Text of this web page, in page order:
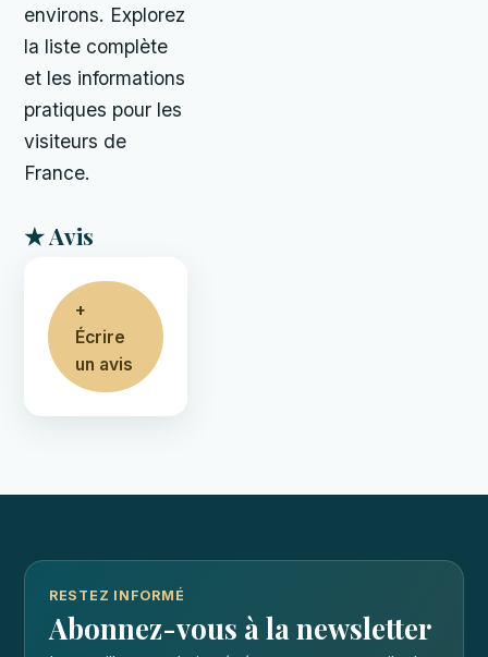
environs. Explorez
la liste complète
et les informations
pratiques pour les
visiteurs de
France.
★ Avis
+
Écrire
un avis
RESTEZ INFORMÉ
Abonnez-vous à la newsletter